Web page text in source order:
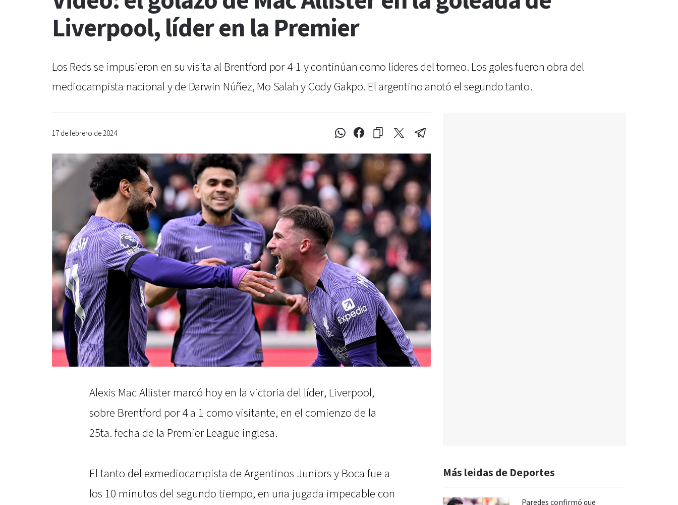
Liverpool, líder en la Premier
Los Reds se impusieron en su visita al Brentford por 4-1 y continúan como líderes del torneo. Los goles fueron obra del
mediocampista nacional y de Darwin Núñez, Mo Salah y Cody Gakpo. El argentino anotó el segundo tanto.
17 de febrero de 2024
Alexis Mac Allister marcó hoy en la victoria del líder, Liverpool,
sobre Brentford por 4 a 1 como visitante, en el comienzo de la
25ta. fecha de la Premier League inglesa.
El tanto del exmediocampista de Argentinos Juniors y Boca fue a
los 10 minutos del segundo tiempo, en una jugada impecable con
Más leidas de Deportes
Paredes confirmó que